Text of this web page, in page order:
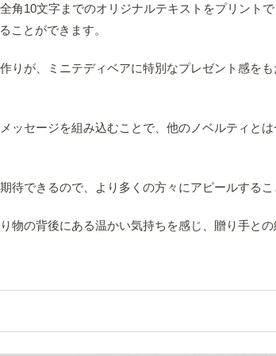
角10文字までのオリジナルテキストをプリント
ことができます。
りが、ミニテディベアに特別なプレゼント感を
ッセージを組み込むことで、他のノベルティと
できるので、より多くの方々にアピールするこ
物の背後にある温かい気持ちを感じ、贈り手と